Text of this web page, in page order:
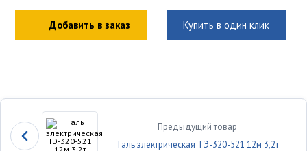
Добавить в заказ Купить в один клик
Предыдущий товар
Таль электрическая ТЭ-320-521 12м 3,2т